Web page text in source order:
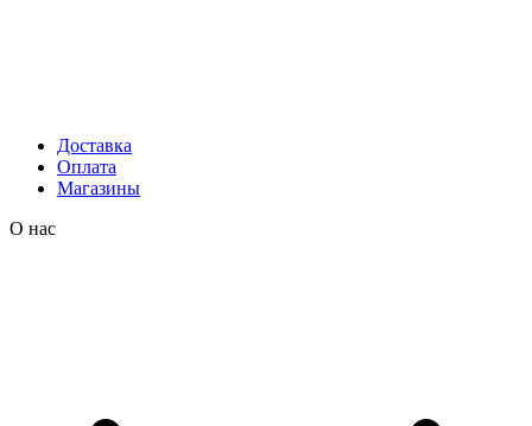
Доставка
Оплата
Магазины
О нас